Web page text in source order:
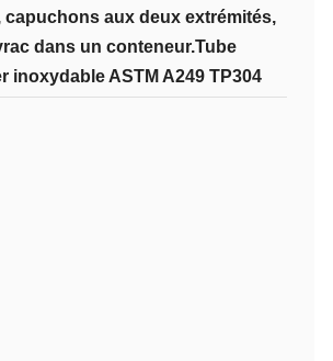
capuchons aux deux extrémités,
dans un conteneur.Tube
inoxydable ASTM A249 TP304